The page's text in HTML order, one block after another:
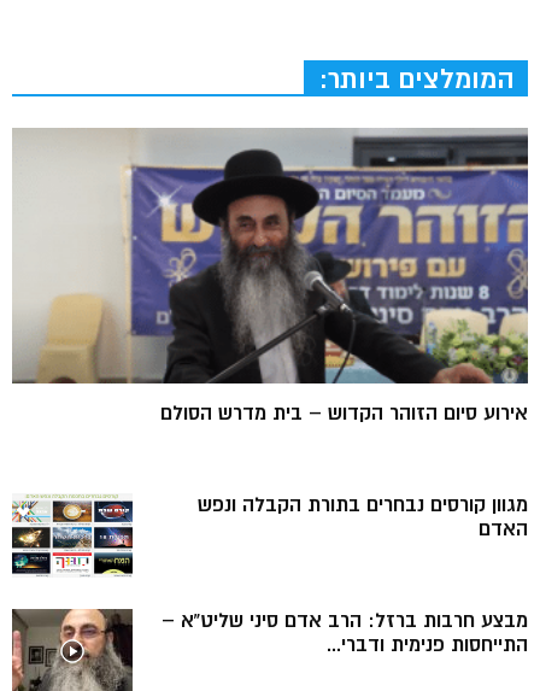
המומלצים ביותר:
אירוע סיום הזוהר הקדוש – בית מדרש הסולם
מגוון קורסים נבחרים בתורת הקבלה ונפש
האדם
מבצע חרבות ברזל: הרב אדם סיני שליט”א –
התייחסות פנימית ודברי...